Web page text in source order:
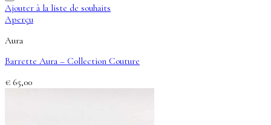
Ajouter à la liste de souhaits
Aperçu
Aura
Barrette Aura – Collection Couture
€ 65,00